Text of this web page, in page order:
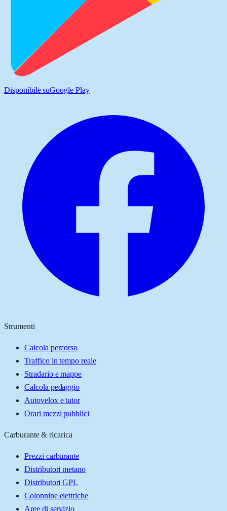
Disponibile suGoogle Play
Strumenti
Calcola percorso
Traffico in tempo reale
Stradario e mappe
Calcola pedaggio
Autovelox e tutor
Orari mezzi pubblici
Carburante & ricarica
Prezzi carburante
Distributori metano
Distributori GPL
Colonnine elettriche
Aree di servizio